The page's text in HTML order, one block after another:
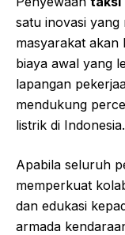
satu inovasi
masyarakat akan
biaya awal yang
lapangan
mendukung
listrik di Indonesia.
Apabila seluruh
memperkuat
dan edukasi
armada